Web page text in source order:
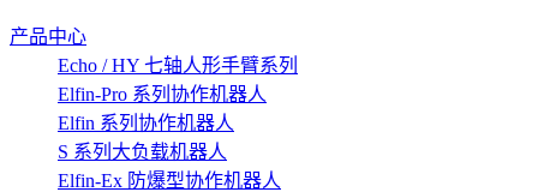
产品中心
Echo / HY 七轴人形手臂系列
Elfin-Pro 系列协作机器人
Elfin 系列协作机器人
S 系列大负载机器人
Elfin-Ex 防爆型协作机器人